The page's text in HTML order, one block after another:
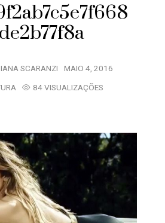
SCARANZI MAIO 4, 2016
84 VISUALIZAÇÕES